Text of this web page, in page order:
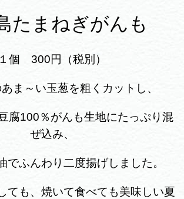
たまねぎがんも
１個 300円（税別）
ま～い玉葱を粗くカットし、
腐100％がんも生地にたっぷり混
ぜ込み、
でふんわり二度揚げしました。
ても、焼いて食べても美味しい夏